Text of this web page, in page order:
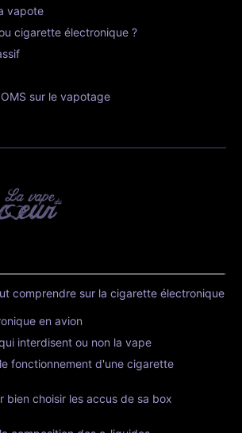
vapote
cigarette électronique ?
sur le vapotage
comprendre sur la cigarette électronique
en avion
interdisent ou non la vape
fonctionnement d'une cigarette
bien choisir les accus de sa box